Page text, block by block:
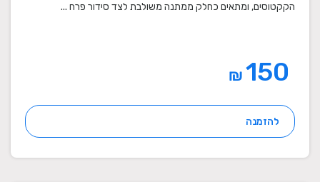
הקקטוסים, ומתאים כחלק ממתנה משולבת לצד סידור פרח ...
₪
להזמנה